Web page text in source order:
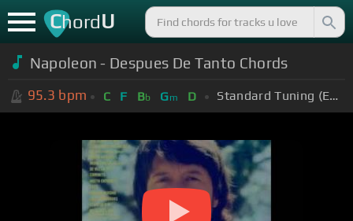
ChordU
Napoleon - Despues De Tanto Chords
95.3 bpm C F Bb Gm D Standard Tuning (EADGBE)